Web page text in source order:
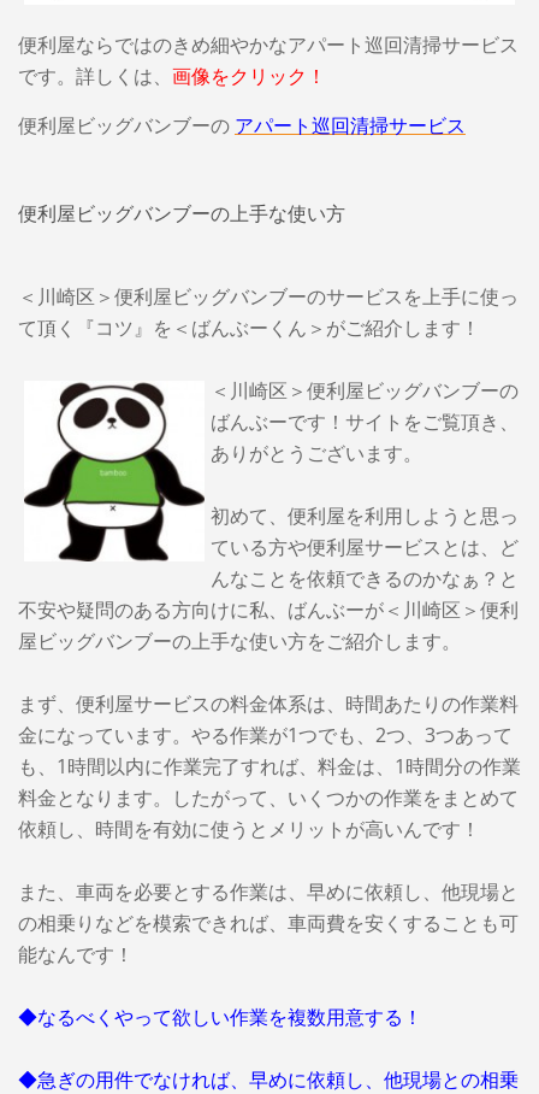
便利屋ならではのきめ細やかなアパート巡回清掃サービス
です。詳しくは、 画像をクリック！
便利屋ビッグバンブーの アパート巡回清掃サービス
便利屋ビッグバンブーの上手な使い方
＜川崎区＞便利屋ビッグバンブーのサービスを上手に使っ
て頂く『コツ』を＜ばんぶーくん＞がご紹介します！
＜川崎区＞便利屋ビッグバンブーの
ばんぶーです！サイトをご覧頂き、
ありがとうございます。
初めて、便利屋を利用しようと思っ
ている方や便利屋サービスとは、ど
んなことを依頼できるのかなぁ？と
不安や疑問のある方向けに私、ばんぶーが＜川崎区＞便利
屋ビッグバンブーの上手な使い方をご紹介します。
まず、便利屋サービスの料金体系は、時間あたりの作業料
金になっています。やる作業が1つでも、2つ、3つあって
も、1時間以内に作業完了すれば、料金は、1時間分の作業
料金となります。したがって、いくつかの作業をまとめて
依頼し、時間を有効に使うとメリットが高いんです！
また、車両を必要とする作業は、早めに依頼し、他現場と
の相乗りなどを模索できれば、車両費を安くすることも可
能なんです！
◆なるべくやって欲しい作業を複数用意する！
◆急ぎの用件でなければ、早めに依頼し、他現場との相乗